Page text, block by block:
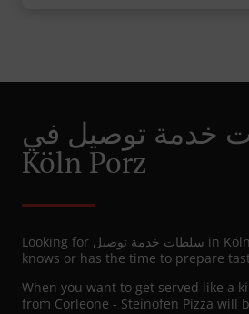
خدمة توصيل في
Köln Porz
Looking for سلطات خدمة توصيل in Köln Porz? Not everybody
knows or has the time to prepare
When you want to get served like a
from Corleone - Steinofen Pizza will